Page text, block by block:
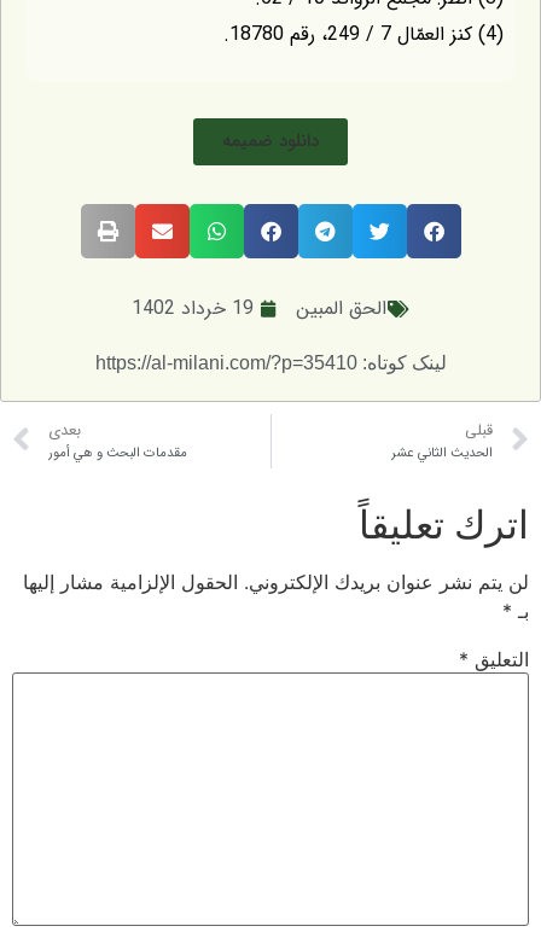
(4) كنز العمّال 7 / 249، رقم 18780.
دانلود ضمیمه
الحق المبين 19 خرداد 1402
لینک کوتاه: https://al-milani.com/?p=35410
قبلی
الحديث الثاني عشر
بعدی
مقدمات البحث و هي أمور
اترك تعليقاً
لن يتم نشر عنوان بريدك الإلكتروني. الحقول الإلزامية مشار إليها
بـ *
التعليق *